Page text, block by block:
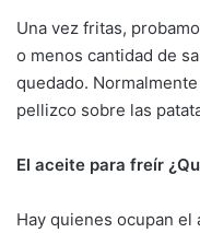
Una vez fritas,
o menos cantidad de
quedado.
pellizco sobre las
El aceite para freír
Hay quienes ocupan